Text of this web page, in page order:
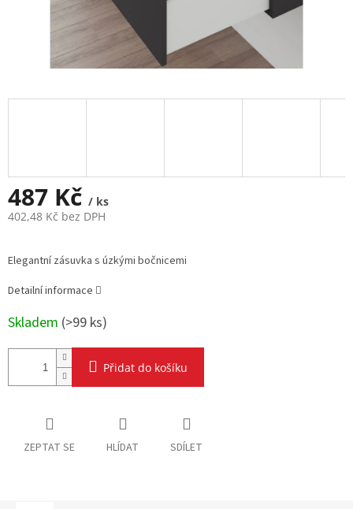
487 Kč / ks
402,48 Kč bez DPH
cena:
Elegantní zásuvka s úzkými bočnicemi
Detailní informace
Skladem (>99 ks)
Přidat do košíku
ZEPTAT SE HLÍDAT SDÍLET